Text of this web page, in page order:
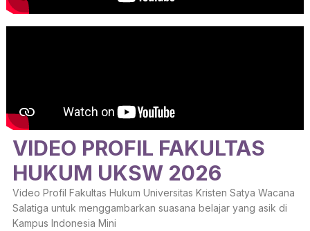
VIDEO PROFIL FAKULTAS
HUKUM UKSW 2026
Video Profil Fakultas Hukum Universitas Kristen Satya Wacana
Salatiga untuk menggambarkan suasana belajar yang asik di
Kampus Indonesia Mini